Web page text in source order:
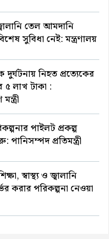
তেল আমদানি
সুবিধা নেই: মন্ত্রণালয়
নিহত প্রত্যেকের
৫ লাখ টাকা :
পাইলট প্রকল্প
প্রতিমন্ত্রী
স্বাস্থ্য ও জ্বালানি
করার পরিকল্পনা নেওয়া